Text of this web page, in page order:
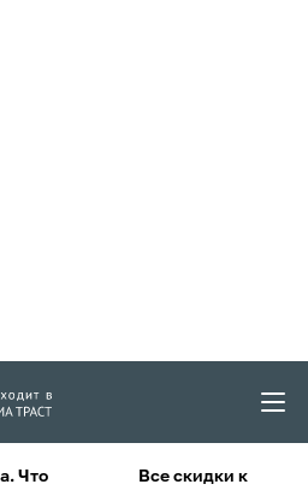
Что
Все скидки к